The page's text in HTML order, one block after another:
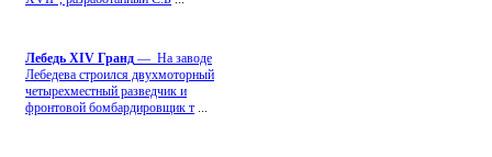
Лебедь ХIV Гранд — На заводе
Лебедева строился двухмоторный
четырехместный разведчик и
фронтовой бомбардировщик т